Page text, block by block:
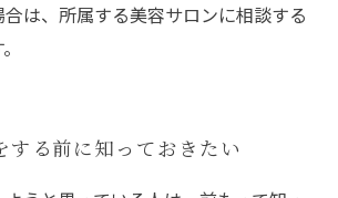
は、所属する美容サロンに相談する
する前に知っておきたい